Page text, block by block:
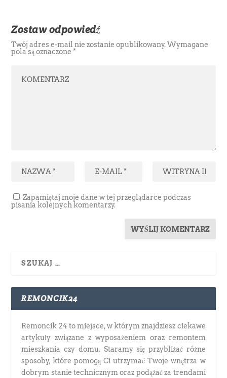
Zostaw odpowiedź
Twój adres e-mail nie zostanie opublikowany. Wymagane
pola są oznaczone*
Zapamiętaj moje dane w tej przeglądarce podczas
pisania kolejnych komentarzy.
REMONCIK24
Remoncik 24 to miejsce, w którym znajdziesz ciekawe
artykuły związane z wyposażeniem oraz remontem
mieszkania czy domu. Staramy się przybliżać różne
sposoby, które pomogą Ci utrzymać Twoje wnętrza w
dobrym stanie technicznym oraz podążać za trendami